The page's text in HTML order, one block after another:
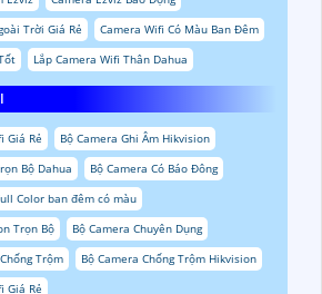
Trời Giá Rẻ
Camera Wifi Có Màu Ban Đêm
Lắp Camera Wifi Thân Dahua
Giá Rẻ
Bộ Camera Ghi Âm Hikvision
Bộ Dahua
Bộ Camera Có Báo Đông
Color ban đêm có màu
Trọn Bộ
Bộ Camera Chuyên Dụng
Trộm
Bộ Camera Chống Trộm Hikvision
Giá Rẻ